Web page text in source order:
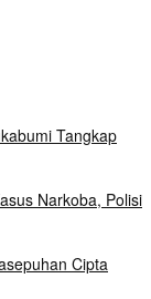
Tangkap
Narkoba, Polisi
Cipta